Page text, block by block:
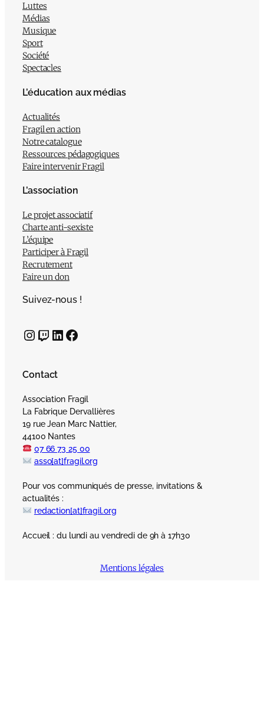
Luttes
Médias
Musique
Sport
Société
Spectacles
L’éducation aux médias
Actualités
Fragil en action
Notre catalogue
Ressources pédagogiques
Faire intervenir Fragil
L’association
Le projet associatif
Charte anti-sexiste
L’équipe
Participer à Fragil
Recrutement
Faire un don
Suivez-nous !
InstagramTwitch LinkedIn Facebook
Contact
Association Fragil
La Fabrique Dervallières
19 rue Jean Marc Nattier,
44100 Nantes
07 66 73 25 00
asso[at]fragil.org
Pour vos communiqués de presse, invitations &
actualités :
redaction[at]fragil.org
Accueil : du lundi au vendredi de 9h à 17h30
Mentions légales